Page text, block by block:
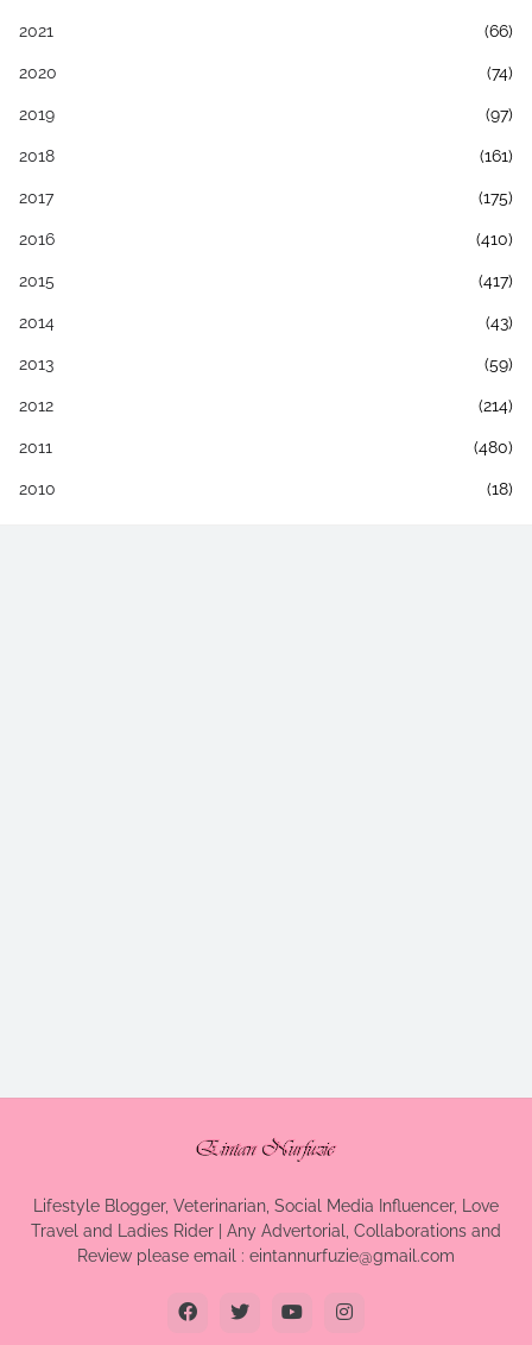
2021 (66)
2020 (74)
2019 (97)
2018 (161)
2017 (175)
2016 (410)
2015 (417)
2014 (43)
2013 (59)
2012 (214)
2011 (480)
2010 (18)
Lifestyle Blogger, Veterinarian, Social Media Influencer, Love
Travel and Ladies Rider | Any Advertorial, Collaborations and
Review please email : eintannurfuzie@gmail.com